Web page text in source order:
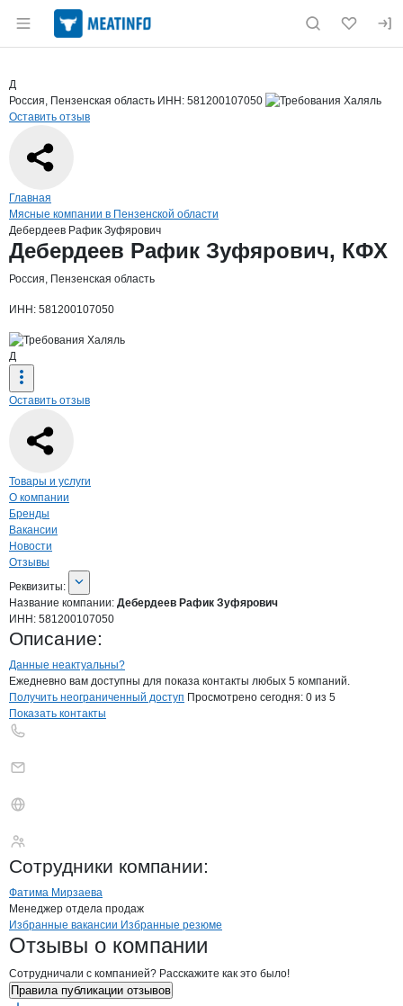
Раздел навигации по сайту meatinfo.ru
Страница компании
Страница компании
Краткая информация о компании
Д
Россия, Пензенская область ИНН: 581200107050
Оставить отзыв
Навигация по сайту
Главная
Мясные компании в Пензенской области
Дебердеев Рафик Зуфярович
Основная информация о компании
Дебердеев Рафик Зуфярович, КФХ
Россия, Пензенская область
ИНН: 581200107050
Д
Оставить отзыв
Навигация по странице
Товары и услуги
О компании
Бренды
Вакансии
Новости
Отзывы
О компании
Реквизиты
Реквизиты:
Название компании: Дебердеев Рафик Зуфярович
ИНН: 581200107050
Описание:
Контактыкомпании
+7(800)000-00-..
Данные неактуальны?
Ежедневно вам доступны для показа контакты любых 5 компаний.
Получить неограниченный доступ Просмотрено сегодня: 0 из 5
Показать контакты
Сотрудники компании:
Фатима Мирзаева
Менеджер отдела продаж
Брендыкомпани Дебердеев Рафик
Вакансии вДебердеев Рафик
Избранные вакансии Избранные резюме
Новости oДебердеев Рафик
Отзывы о компании
Сотрудничали с компанией? Расскажите как это было!
Правила публикации отзывов